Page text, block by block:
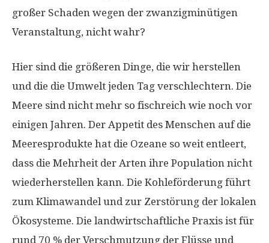
großer Schaden wegen der zwanzigminütigen
Veranstaltung, nicht wahr?
Hier sind die größeren Dinge, die wir herstellen
und die die Umwelt jeden Tag verschlechtern. Die
Meere sind nicht mehr so ​​fischreich wie noch vor
einigen Jahren. Der Appetit des Menschen auf die
Meeresprodukte hat die Ozeane so weit entleert,
dass die Mehrheit der Arten ihre Population nicht
wiederherstellen kann. Die Kohleförderung führt
zum Klimawandel und zur Zerstörung der lokalen
Ökosysteme. Die landwirtschaftliche Praxis ist für
rund 70 % der Verschmutzung der Flüsse und